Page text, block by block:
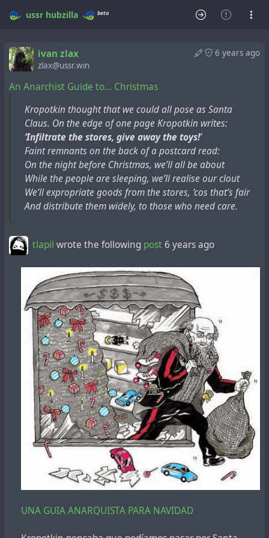
ussr hubzilla beta
6 years ago
ivan zlax
zlax@ussr.win
An Anarchist Guide to… Christmas
Kropotkin thought that we could all pose as Santa
Claus. On the edge of one page Kropotkin writes:
‘Infiltrate the stores, give away the toys!’
Faint remnants on the back of a postcard read:
On the night before Christmas, we’ll all be about
While the people are sleeping, we’ll realise our clout
We’ll expropriate goods from the stores, ‘cos that’s fair
And distribute them widely, to those who need care.
tlapil wrote the following post 6 years ago
UNA GUIA ANARQUISTA PARA NAVIDAD